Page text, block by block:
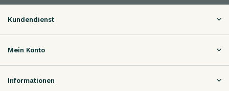
Kundendienst
Mein Konto
Informationen